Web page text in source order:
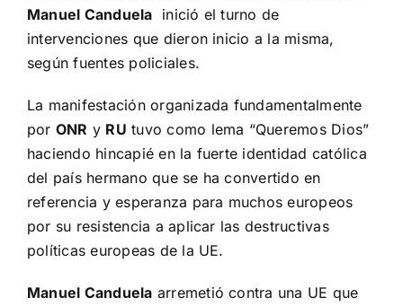
Manuel Canduela inició el turno de
intervenciones que dieron inicio a la misma,
según fuentes policiales.
La manifestación organizada fundamentalmente
por ONR y RU tuvo como lema “Queremos Dios”
haciendo hincapié en la fuerte identidad católica
del país hermano que se ha convertido en
referencia y esperanza para muchos europeos
por su resistencia a aplicar las destructivas
políticas europeas de la UE.
Manuel Canduela arremetió contra una UE que